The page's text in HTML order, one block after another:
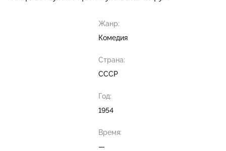
Жанр:
Комедия
Страна:
СССР
Год:
1954
Время:
—